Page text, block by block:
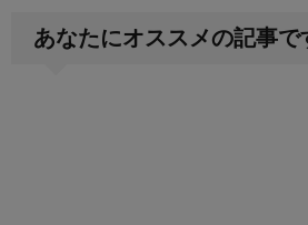
あなたにオススメの記事で